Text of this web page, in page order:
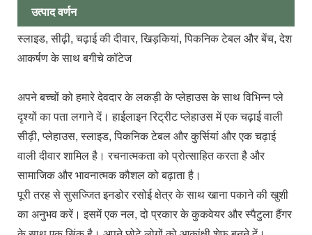
उत्पाद वर्णन
स्लाइड, सीढ़ी, चढ़ाई की दीवार, खिड़कियां, पिकनिक टेबल और बेंच, देश
आकर्षण के साथ बगीचे कॉटेज
अपने बच्चों को हमारे देवदार के लकड़ी के प्लेहाउस के साथ विभिन्न प्ले
दृश्यों का पता लगाने दें। हाईलाइन रिट्रीट प्लेहाउस में एक चढ़ाई वाली
सीढ़ी, प्लेहाउस, स्लाइड, पिकनिक टेबल और कुर्सियां और एक चढ़ाई
वाली दीवार शामिल है। रचनात्मकता को प्रोत्साहित करता है और
सामाजिक और भावनात्मक कौशल को बढ़ाता है।
पूरी तरह से सुसज्जित इनडोर रसोई क्षेत्र के साथ खाना पकाने की खुशी
का अनुभव करें। इसमें एक नल, दो प्रकार के कुकवेयर और स्पैटुला हैंगर